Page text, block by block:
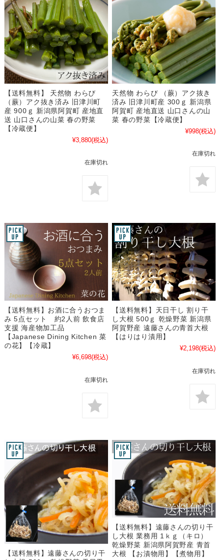
【送料無料】 天然物 わらび
（蕨）アク抜き済み 旧津川町
産 900ｇ 新潟県阿賀町 産地直
送 山口さんの山菜 春の野菜
【冷蔵便】
¥3,880(税込)
在庫切れ
天然物 わらび （蕨）アク抜き
済み 旧津川町産 300ｇ 新潟県
阿賀町 産地直送 山口さんの山
菜 春の野菜【冷蔵便】
¥998(税込)
在庫切れ
【送料無料】お酒に合うおつま
み 5点セット 約2人前 飲食店
支援 海産物加工品
【Japanese Dining Kitchen 菜
の花】【冷蔵】
¥6,698(税込)
在庫切れ
【送料無料】天日干し 割り干
し大根 500ｇ 乾燥野菜 新潟県
阿賀野産 遠藤さんの青首大根
【はりはり漬用】
¥2,198(税込)
在庫切れ
【送料無料】遠藤さんの切り干
【送料無料】遠藤さんの切り干
し大根 業務用 1ｋｇ（キロ）
乾燥野菜 新潟県阿賀野産 青首
大根 【お漬物用】【煮物用】